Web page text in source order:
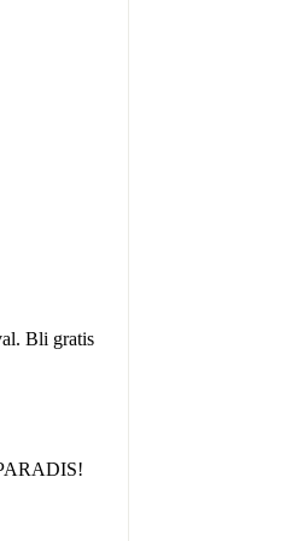
Bli gratis